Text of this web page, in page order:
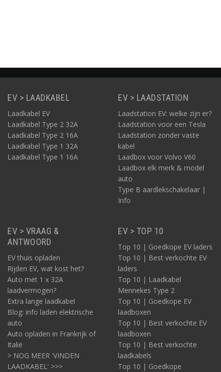
EV > LAADKABEL
Laadkabel EV
Laadkabel Type 2 32A
Laadkabel Type 2 16A
Laadkabel Type 1 32A
Laadkabel Type 1 16A
EV > LAADSTATION
Laadstation EV: welke zijn er?
Laadstation voor een Tesla
Laadstation zonder vaste
kabel
Laadbox voor Volvo V60
Laadbox elk merk & model
auto
Type B aardlekschakelaar |
Info
EV > VRAAG &
ANTWOORD
EV thuis opladen
Rijden EV, wat kost het?
Auto met 1 x 32A
laadvermogen?
Extra lange laadkabel
Blog: info laden elektrische
auto
Auto opladen in Frankrijk of
Italië
> NOG MEER 'VINDEN
LAADKABEL' >>>
EV > TOP 10
Top 10 | Goedkope EV laders
Top 10 | Best verkochte EV
laders
Top 10 | Laadkabel
Mennekes Type 2
Top 10 | Goedkope EV
laadboxen
Top 10 | Best verkochte EV
laadboxen
Top 10 | Best verkochte
laadkabels
Top 10 | Goedkope